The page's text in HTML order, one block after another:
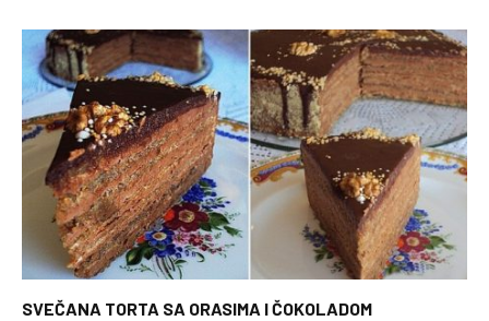
SVEČANA TORTA SA ORASIMA I ČOKOLADOM